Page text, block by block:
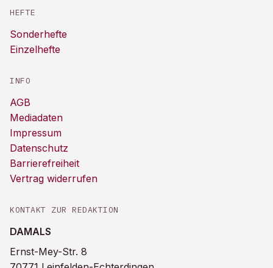
HEFTE
Sonderhefte
Einzelhefte
INFO
AGB
Mediadaten
Impressum
Datenschutz
Barrierefreiheit
Vertrag widerrufen
KONTAKT ZUR REDAKTION
DAMALS
Ernst-Mey-Str. 8